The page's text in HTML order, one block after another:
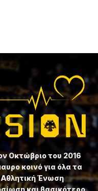
Οκτώβριο του 2016
κοινό για όλα τα
Ένωση
και βασικότερο